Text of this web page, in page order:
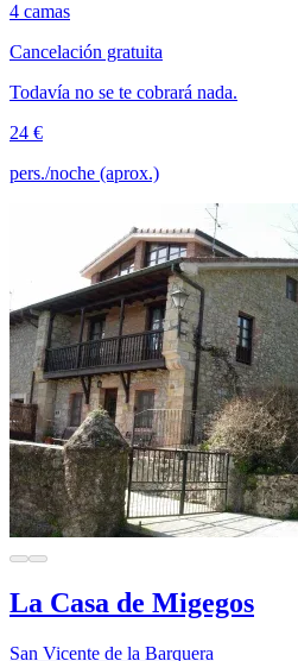
4 camas
Cancelación gratuita
Todavía no se te cobrará nada.
24 €
pers./noche (aprox.)
La Casa de Migegos
San Vicente de la Barquera